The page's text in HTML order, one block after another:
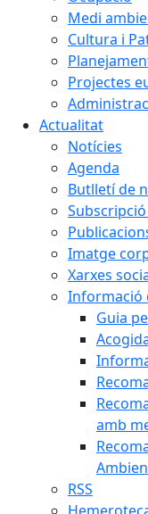
Medi
Cultura i
Projectes
Actualitat
Notícies
Agenda
Butlletí de
Imatge
Xarxes
Informació
Guia
amb
RSS